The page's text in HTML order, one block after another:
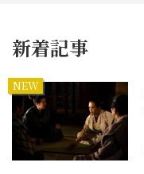
新着記事
NEW